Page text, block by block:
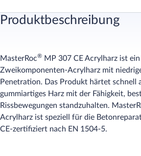
Produktbeschreibung
MasterRoc® MP 307 CE Acrylharz ist
Zweikomponenten-Acrylharz mit
Penetration. Das Produkt härtet schnell
gummiartiges Harz mit der Fähigkeit,
Rissbewegungen standzuhalten.
Acrylharz ist speziell für die
CE-zertifiziert nach EN 1504-5.